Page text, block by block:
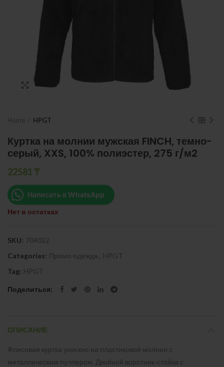
Нажмите, чтобы увеличить
HPGT
Куртка на молнии мужская FINCH, темно-
серый, XXS, 100% полиэстер, 275 г/м2
22581 ₸
Написать в WhatsApp
Нет в остатках
SKU: 704022
Categories: Промо-одежда
HPGT
Tag: HPGT
Поделиться
ОПИСАНИЕ
Флисовая куртка унисекс на пластиковой молнии с
металлическим пуллером. Двойной воротник-стойка с